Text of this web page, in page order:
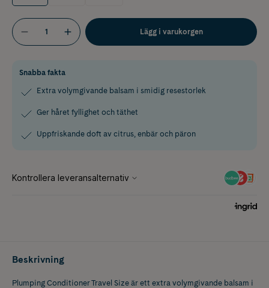
Lägg i varukorgen
Snabba fakta
Extra volymgivande balsam i smidig resestorlek
Ger håret fyllighet och täthet
Uppfriskande doft av citrus, enbär och päron
Beskrivning
Plumping Conditioner Travel Size är ett extra volymgivande balsam i